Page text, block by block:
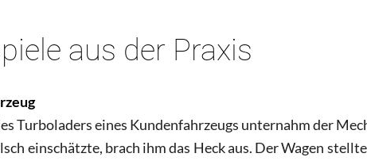
aus der Praxis
Turboladers eines Kundenfahrzeugs unternahm der
einschätzte, brach ihm das Heck aus. Der Wagen